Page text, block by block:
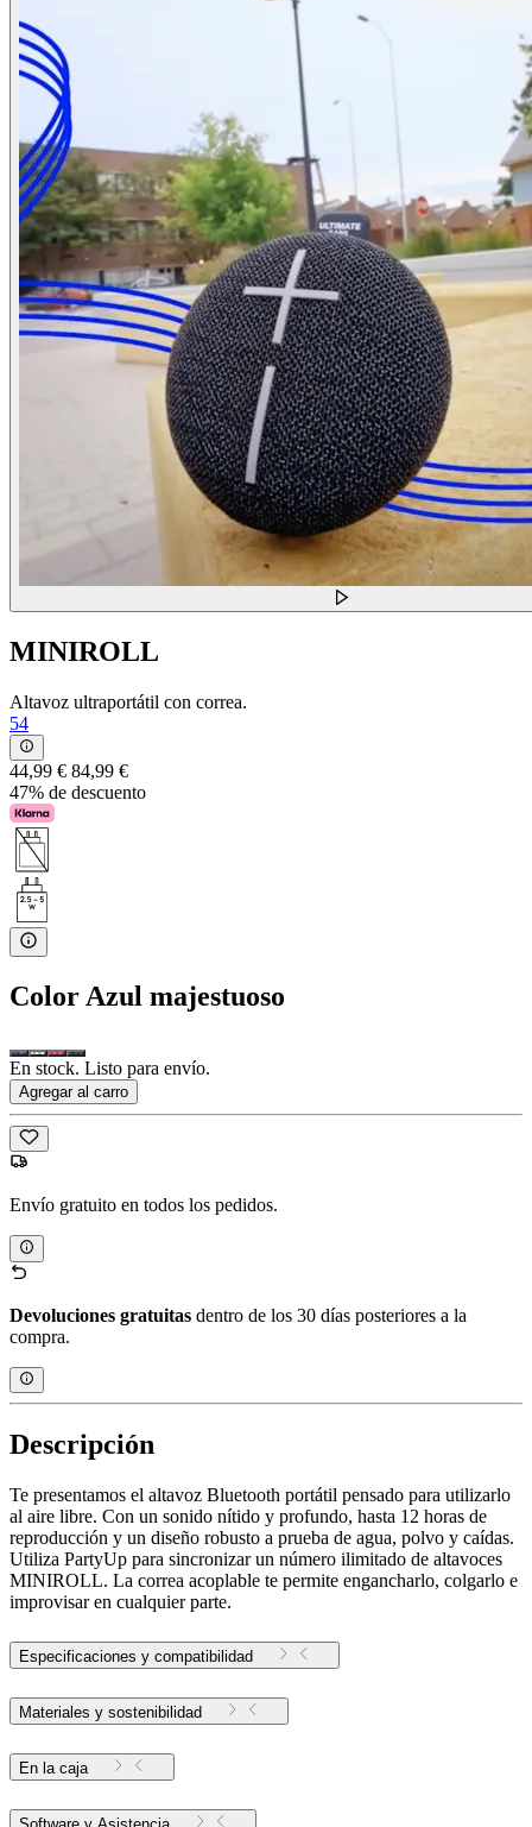
MINIROLL
Altavoz ultraportátil con correa.
54
44,99 € 84,99 €
47% de descuento
ColorAzul majestuoso
En stock. Listo para envío.
Agregar al carro
Envío gratuito en todos los pedidos.
Devoluciones gratuitas dentro de los 30 días posteriores a la
compra.
Descripción
Te presentamos el altavoz Bluetooth portátil pensado para utilizarlo
al aire libre. Con un sonido nítido y profundo, hasta 12 horas de
reproducción y un diseño robusto a prueba de agua, polvo y caídas.
Utiliza PartyUp para sincronizar un número ilimitado de altavoces
MINIROLL. La correa acoplable te permite engancharlo, colgarlo e
improvisar en cualquier parte.
Especificaciones y compatibilidad
Materiales y sostenibilidad
En la caja